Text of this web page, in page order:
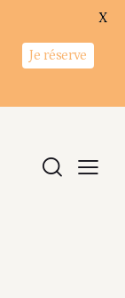
Je réserve
X